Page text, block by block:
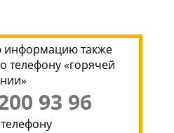
также
телефону «горячей
93 96